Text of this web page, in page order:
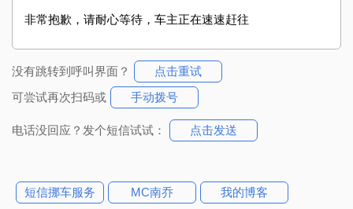
非常抱歉，请耐心等待，车主正在速速赶往
没有跳转到呼叫界面？
点击重试
可尝试再次扫码或
手动拨号
电话没回应？发个短信试试： 点击发送
短信挪车服务 MC南乔 我的博客